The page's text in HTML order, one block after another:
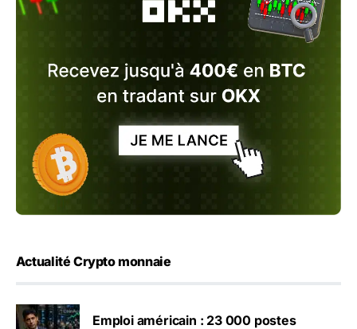
Actualité Crypto monnaie
Emploi américain : 23 000 postes